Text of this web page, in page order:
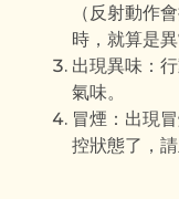
（反射動作
時，就算是
出現異味：
氣味。
冒煙：出現
控狀態了，